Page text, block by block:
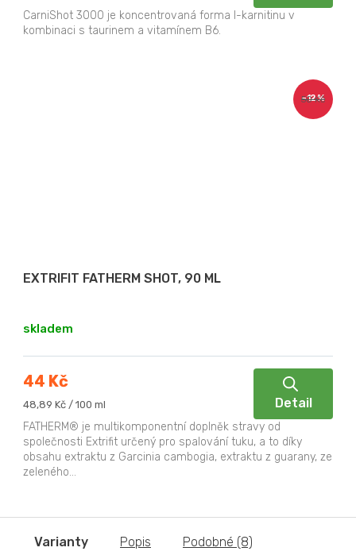
CarniShot 3000 je koncentrovaná forma l-karnitinu v
kombinaci s taurinem a vitamínem B6.
50 Kč
–12 %
EXTRIFIT FATHERM SHOT, 90 ML
skladem
44 Kč
Měrná
48,89 Kč / 100 ml Detail
FATHERM® je multikomponentní doplněk stravy od
společnosti Extrifit určený pro spalování tuku, a to díky
obsahu extraktu z Garcinia cambogia, extraktu z guarany, ze
zeleného...
Varianty Popis Podobné (8)